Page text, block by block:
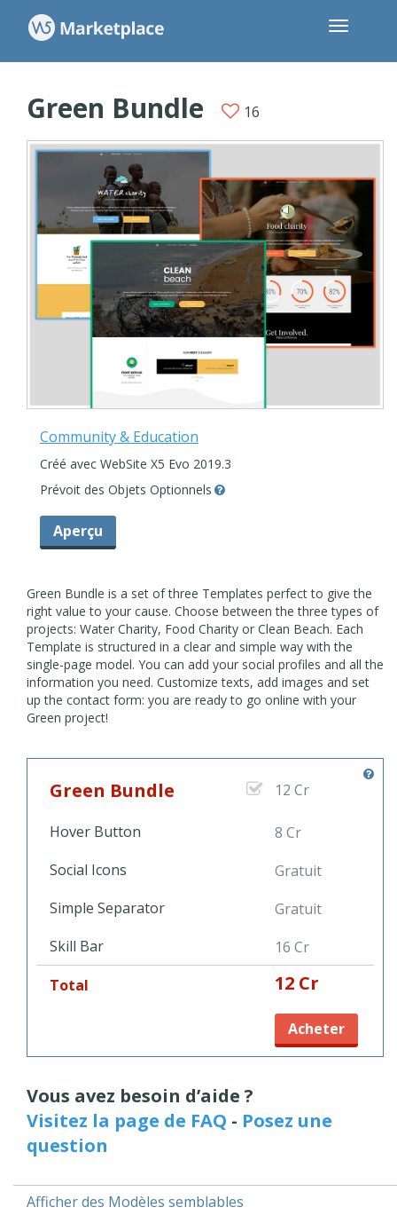
Green Bundle 16
Community & Education
Créé avec WebSite X5 Evo 2019.3
Prévoit des Objets Optionnels
Aperçu
Green Bundle is a set of three Templates perfect to give the
right value to your cause. Choose between the three types of
projects: Water Charity, Food Charity or Clean Beach. Each
Template is structured in a clear and simple way with the
single-page model. You can add your social profiles and all the
information you need. Customize texts, add images and set
up the contact form: you are ready to go online with your
Green project!
Green Bundle 12 Cr
Hover Button
8 Cr
Social Icons
Gratuit
Simple Separator
Gratuit
Skill Bar
16 Cr
Total
12 Cr
Acheter
Vous avez besoin d’aide ?
Visitez la page de FAQ - Posez une
question
Afficher des Modèles semblables